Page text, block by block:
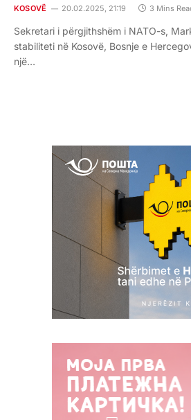
KOSOVË 20.02.2025, 21:19 3 Mins
Sekretari i përgjithshëm i NATO-s,
stabiliteti në Kosovë, Bosnje e
një…